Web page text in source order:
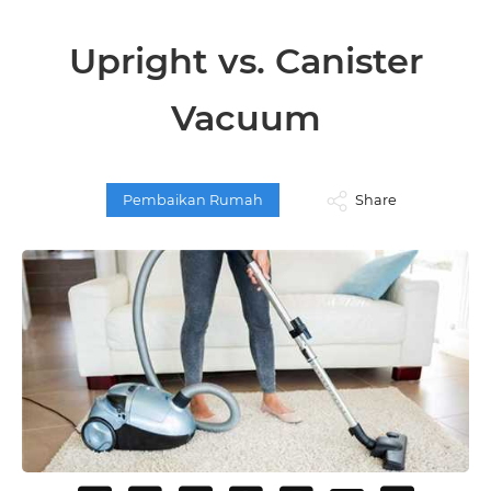
Upright vs. Canister
Vacuum
Pembaikan Rumah Share